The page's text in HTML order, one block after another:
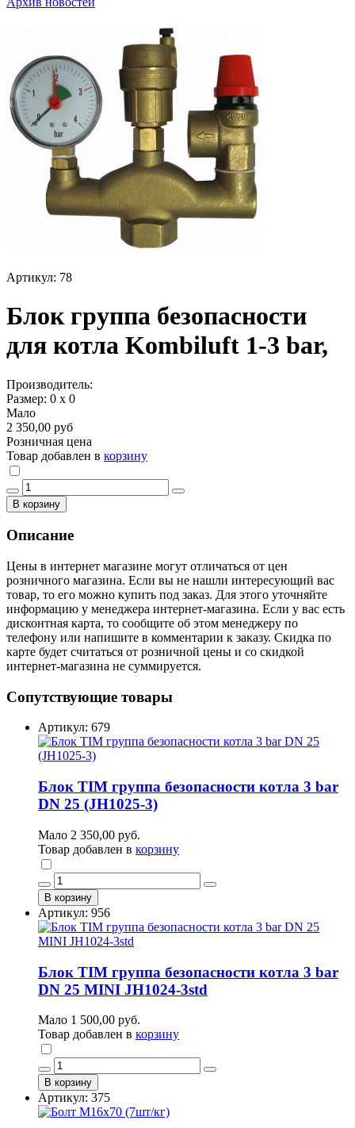
Артикул: 78
Блок группа безопасности
для котла Kombiluft 1-3 bar,
Производитель:
Размер: 0 х 0
Мало
2 350,00 руб
Розничная цена
Товар добавлен в корзину
В корзину
Описание
Цены в интернет магазине могут отличаться от цен
розничного магазина. Если вы не нашли интересующий вас
товар, то его можно купить под заказ. Для этого уточняйте
информацию у менеджера интернет-магазина. Если у вас есть
дисконтная карта, то сообщите об этом менеджеру по
телефону или напишите в комментарии к заказу. Скидка по
карте будет считаться от розничной цены и со скидкой
интернет-магазина не суммируется.
Сопутствующие товары
Артикул: 679
Блок TIM группа безопасности котла 3 bar
DN 25 (JH1025-3)
Мало 2 350,00 руб.
Товар добавлен в корзину
В корзину
Артикул: 956
Блок TIM группа безопасности котла 3 bar
DN 25 MINI JH1024-3std
Мало 1 500,00 руб.
Товар добавлен в корзину
В корзину
Артикул: 375